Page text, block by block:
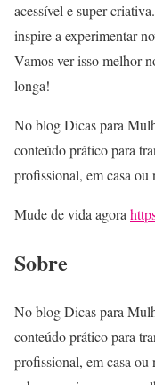
acessível e super
inspire a experimentar
Vamos ver isso melhor
longa!
No blog Dicas para
conteúdo prático para
profissional, em casa ou
Mude de vida agora
Sobre
No blog Dicas para
conteúdo prático para
profissional, em casa